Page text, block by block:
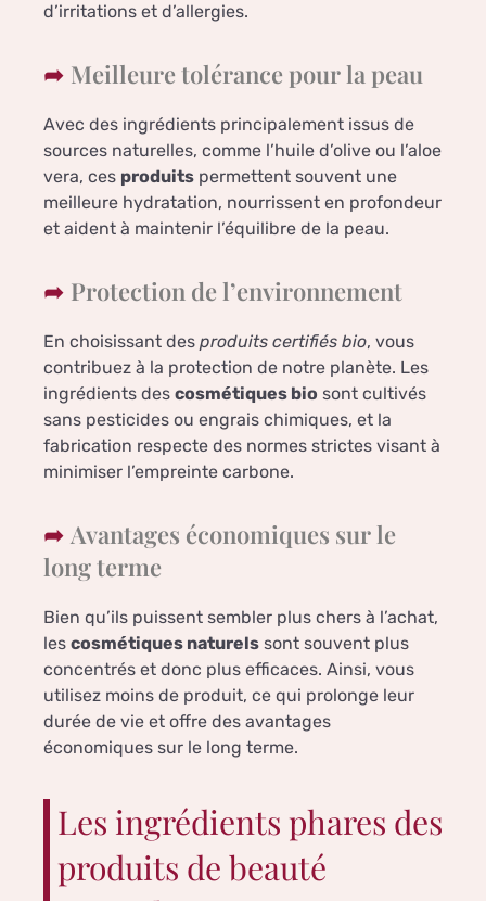
d’irritations et d’allergies.
Meilleure tolérance pour la peau
Avec des ingrédients principalement issus de
sources naturelles, comme l’huile d’olive ou l’aloe
vera, ces produits permettent souvent une
meilleure hydratation, nourrissent en profondeur
et aident à maintenir l’équilibre de la peau.
Protection de l’environnement
En choisissant des produits certifiés bio, vous
contribuez à la protection de notre planète. Les
ingrédients des cosmétiques bio sont cultivés
sans pesticides ou engrais chimiques, et la
fabrication respecte des normes strictes visant à
minimiser l’empreinte carbone.
Avantages économiques sur le
long terme
Bien qu’ils puissent sembler plus chers à l’achat,
les cosmétiques naturels sont souvent plus
concentrés et donc plus efficaces. Ainsi, vous
utilisez moins de produit, ce qui prolonge leur
durée de vie et offre des avantages
économiques sur le long terme.
Les ingrédients phares des
produits de beauté